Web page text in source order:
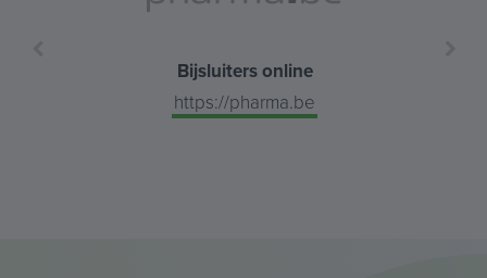
Bijsluiters online
https://pharma.be